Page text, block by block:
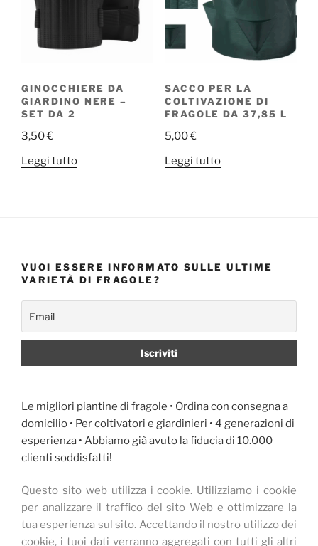
GINOCCHIERE DA
GIARDINO NERE –
SET DA 2
3,50€
Leggi tutto
SACCO PER LA
COLTIVAZIONE DI
FRAGOLE DA 37,85 L
5,00€
Leggi tutto
VUOI ESSERE INFORMATO SULLE ULTIME
VARIETÀ DI FRAGOLE?
Le migliori piantine di fragole • Ordina con consegna a
domicilio • Per coltivatori e giardinieri • 4 generazioni di
esperienza • Abbiamo già avuto la fiducia di 10.000
clienti soddisfatti!
Questo sito web utilizza i cookie. Utilizziamo i cookie
per analizzare il traffico del sito Web e ottimizzare la
tua esperienza sul sito. Accettando il nostro utilizzo dei
cookie, i tuoi dati verranno aggregati con tutti gli altri